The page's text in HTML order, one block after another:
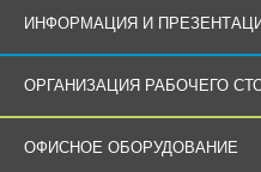
ИНФОРМАЦИЯ И
ОРГАНИЗАЦИЯ РАБОЧЕГО
ОФИСНОЕ ОБОРУДОВАНИЕ